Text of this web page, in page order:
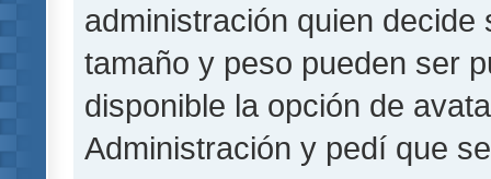
administración quien
tamaño y peso pueden ser
disponible la opción de
Administración y pedí que